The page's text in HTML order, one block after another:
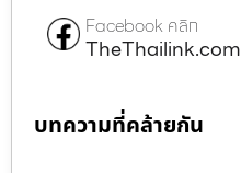
Facebook คลิก
TheThailink.com
บทความที่คล้ายกัน